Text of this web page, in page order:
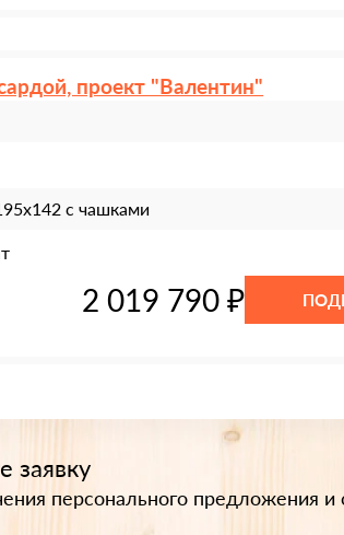
проект "Валентин"
с чашками
2 019 790 ₽
заявку
персонального предложения и